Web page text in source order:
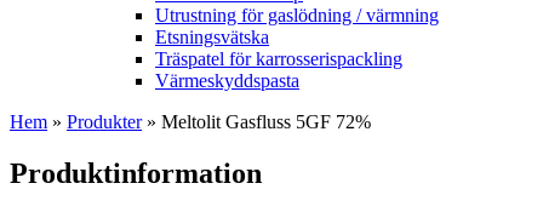
Utrustning för gaslödning / värmning
Etsningsvätska
Träspatel för karrosserispackling
Värmeskyddspasta
Hem » Produkter» Meltolit Gasfluss 5GF 72%
Produktinformation